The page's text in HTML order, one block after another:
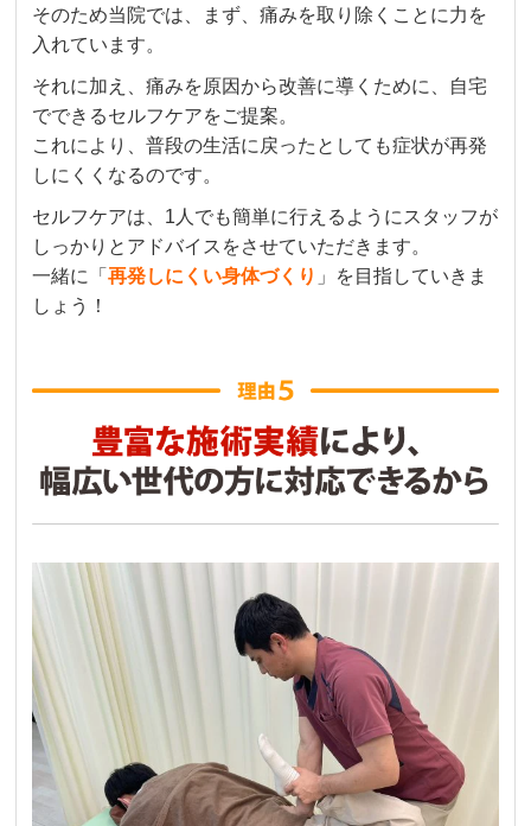
そのため当院では、まず、痛みを取り除くことに力を
入れています。
それに加え、痛みを原因から改善に導くために、自宅
でできるセルフケアをご提案。
これにより、普段の生活に戻ったとしても症状が再発
しにくくなるのです。
セルフケアは、1人でも簡単に行えるようにスタッフが
しっかりとアドバイスをさせていただきます。
一緒に「再発しにくい身体づくり 」を目指していきま
しょう！